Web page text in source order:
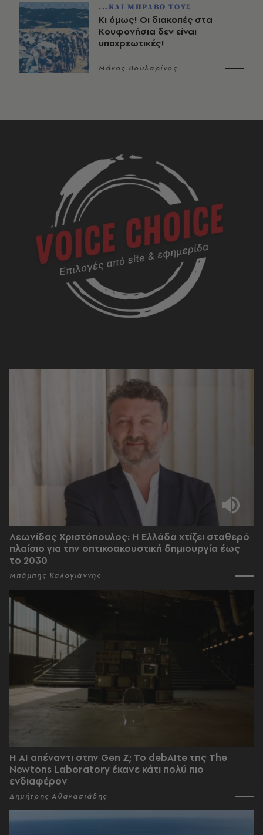
...ΚΑΙ ΜΠΡΑΒΟ ΤΟΥΣ
Κι όμως! Οι διακοπές στα
Κουφονήσια δεν είναι
υποχρεωτικές!
Μάνος Βουλαρίνος
Λεωνίδας Χριστόπουλος: Η Ελλάδα χτίζει σταθερό
πλαίσιο για την οπτικοακουστική δημιουργία έως
το 2030
Μπάμπης Καλογιάννης
Η AI απέναντι στην Gen Z; Το debAIte της The
Newtons Laboratory έκανε κάτι πολύ πιο
ενδιαφέρον
Δημήτρης Αθανασιάδης